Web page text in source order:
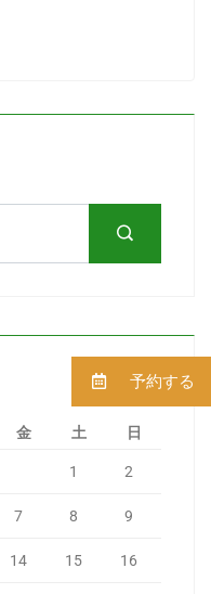
金 土 日
1 2
7 8 9
14 15 16
予約する